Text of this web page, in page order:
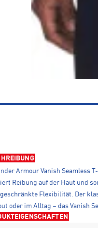
Armour Vanish Seamless
Reibung auf der Haut und
Flexibilität. Der
oder im Alltag – das Vanish